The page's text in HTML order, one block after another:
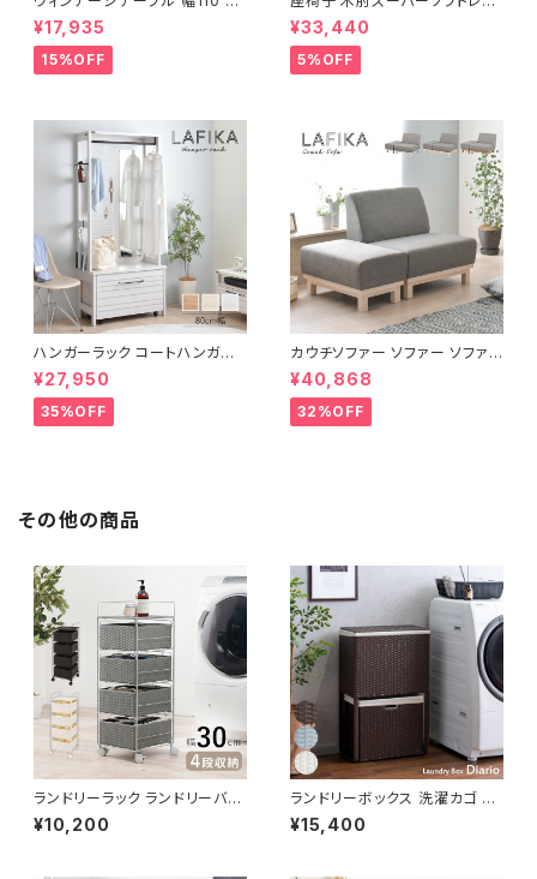
イニングテーブル リビングテー
ブル サイドテーブル 新生活 模
様替え
¥17,935
15%OFF
ー座椅子 リクライニング回転座
椅子 座椅子 父の日 敬老の日
プレゼント 完成品
¥33,440
5%OFF
ハンガーラック コートハンガー
ワードローブ フリーラック クロ
ーゼット 幅80 新生活 一人暮ら
し
¥27,950
35%OFF
カウチソファー ソファー ソファ
オットマン 1.5人掛 け新生活 一
人暮らし 完成品
¥40,868
32%OFF
その他の商品
ランドリーラック ランドリーバス
ケット ランドリーワゴン 洗濯カ
ゴ キャスター付 ランドリー収納
¥10,200
ランドリーボックス 洗濯カゴ 幅
50 奥行25 高さ80 完成品 新
生活 一人暮らし ランドリー収納
¥15,400